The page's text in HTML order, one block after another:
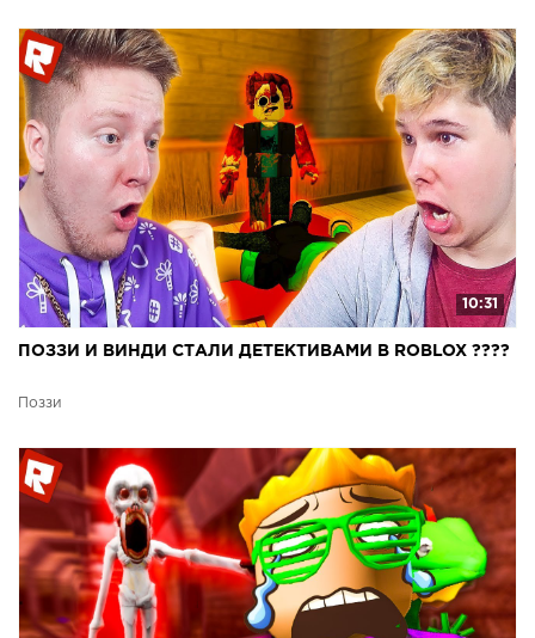
10:31
ПОЗЗИ И ВИНДИ СТАЛИ ДЕТЕКТИВАМИ В ROBLOX ????
Поззи